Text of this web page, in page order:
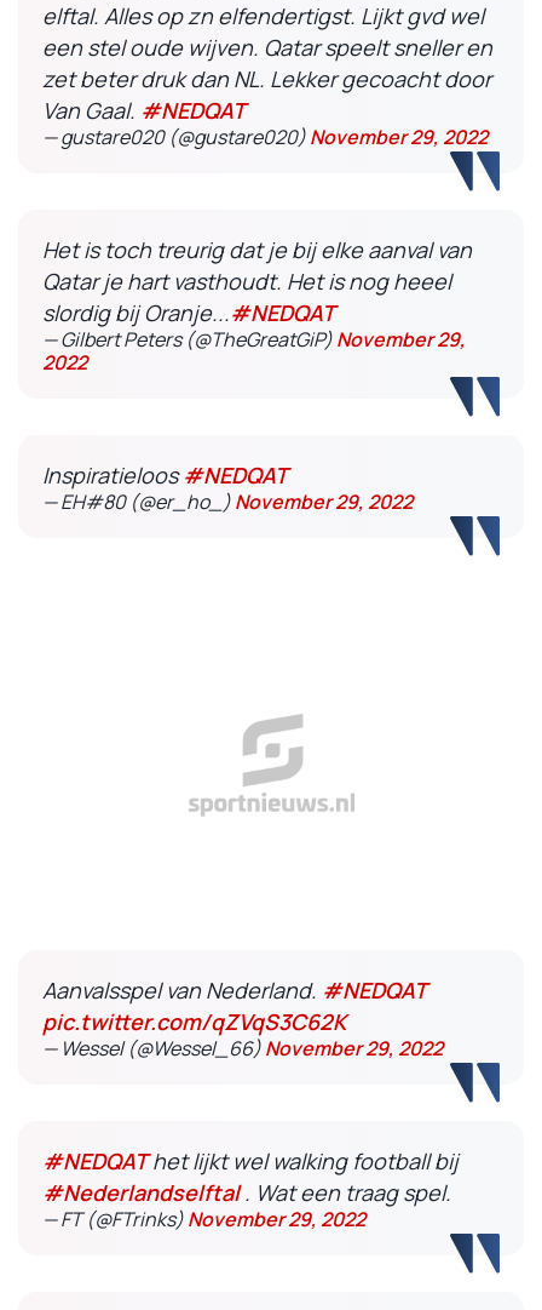
elftal. Alles op zn elfendertigst. Lijkt gvd wel
een stel oude wijven. Qatar speelt sneller en
zet beter druk dan NL. Lekker gecoacht door
Van Gaal. #NEDQAT
— gustare020 (@gustare020)November 29, 2022
Het is toch treurig dat je bij elke aanval van
Qatar je hart vasthoudt. Het is nog heeel
slordig bij Oranje...#NEDQAT
— Gilbert Peters (@TheGreatGiP)November 29,
2022
Inspiratieloos#NEDQAT
— EH#80 (@er_ho_)November 29, 2022
Aanvalsspel van Nederland. #NEDQAT
pic.twitter.com/qZVqS3C62K
— Wessel (@Wessel_66)November 29, 2022
#NEDQAThet lijkt wel walking football bij
#Nederlandselftal. Wat een traag spel.
— FT (@FTrinks)November 29, 2022